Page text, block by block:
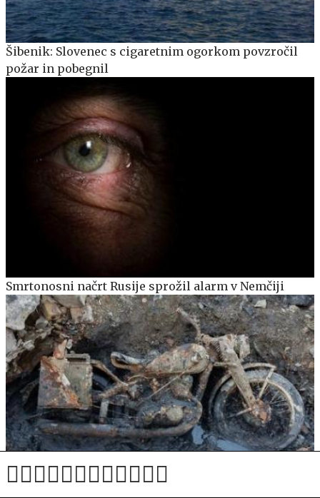
Šibenik: Slovenec s cigaretnim ogorkom povzročil
požar in pobegnil
Smrtonosni načrt Rusije sprožil alarm v Nemčiji